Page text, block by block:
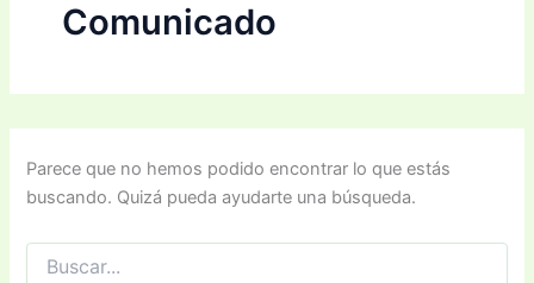
Comunicado
Parece que no hemos podido encontrar lo que estás
buscando. Quizá pueda ayudarte una búsqueda.